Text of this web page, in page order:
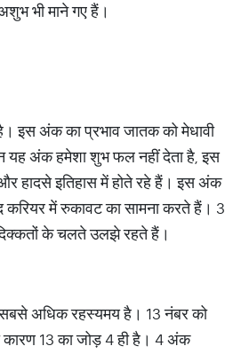
भी माने गए हैं।
इस अंक का प्रभाव जातक को मेधावी
यह अंक हमेशा शुभ फल नहीं देता है, इस
हादसे इतिहास में होते रहे हैं। इस अंक
करियर में रुकावट का सामना करते हैं। 3
के चलते उलझे रहते हैं।
अधिक रहस्यमय है। 13 नंबर को
13 का जोड़ 4 ही है। 4 अंक